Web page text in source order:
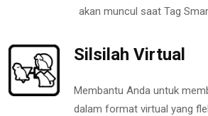
akan muncul saat Tag
Silsilah Virtual
Membantu Anda untuk
dalam format virtual yang